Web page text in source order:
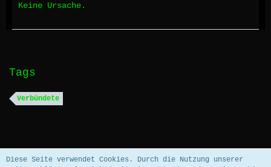
Keine Ursache.
Tags
Verbündete
Diese Seite verwendet Cookies. Durch die Nutzung unserer